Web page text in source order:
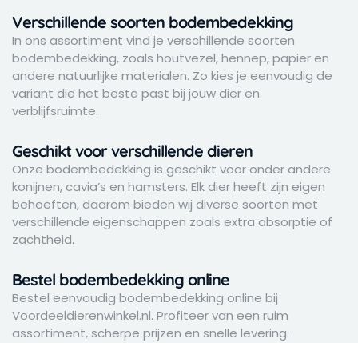
Verschillende soorten bodembedekking
In ons assortiment vind je verschillende soorten
bodembedekking, zoals houtvezel, hennep, papier en
andere natuurlijke materialen. Zo kies je eenvoudig de
variant die het beste past bij jouw dier en
verblijfsruimte.
Geschikt voor verschillende dieren
Onze bodembedekking is geschikt voor onder andere
konijnen, cavia’s en hamsters. Elk dier heeft zijn eigen
behoeften, daarom bieden wij diverse soorten met
verschillende eigenschappen zoals extra absorptie of
zachtheid.
Bestel bodembedekking online
Bestel eenvoudig bodembedekking online bij
Voordeeldierenwinkel.nl. Profiteer van een ruim
assortiment, scherpe prijzen en snelle levering.